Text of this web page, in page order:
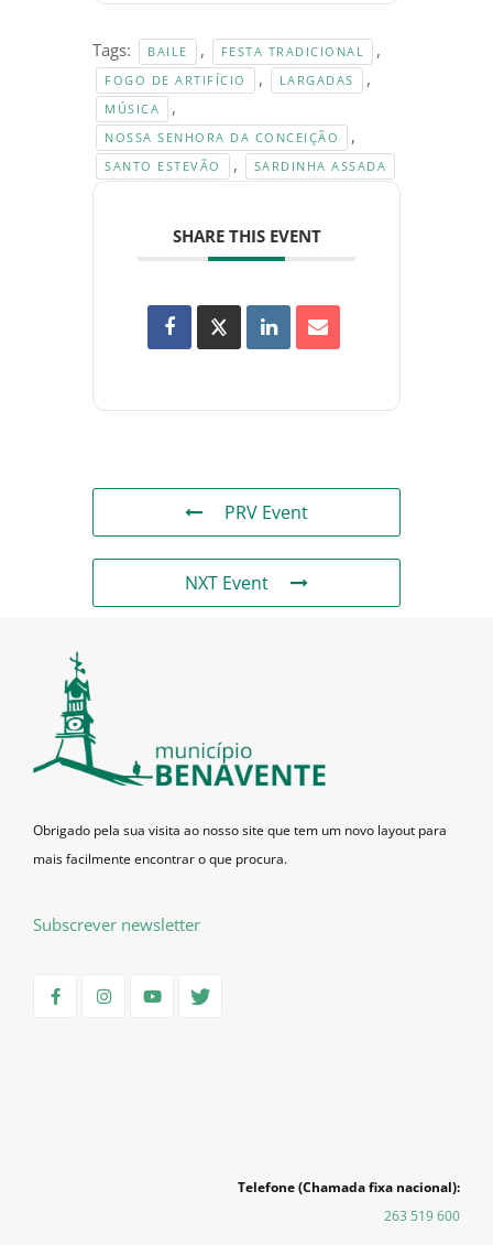
Tags: BAILE , FESTA TRADICIONAL ,
FOGO DE ARTIFÍCIO , LARGADAS ,
MÚSICA ,
NOSSA SENHORA DA CONCEIÇÃO ,
SANTO ESTEVÃO , SARDINHA ASSADA
SHARE THIS EVENT
PRV Event
NXT Event
Obrigado pela sua visita ao nosso site que tem um novo layout para
mais facilmente encontrar o que procura.
Subscrever newsletter
Telefone (Chamada fixa nacional):
263 519 600